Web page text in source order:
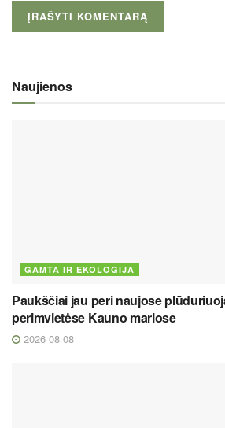
Naujienos
GAMTA IR EKOLOGIJA
Paukščiai jau peri naujose
perimvietėse Kauno mariose
2026 08 08